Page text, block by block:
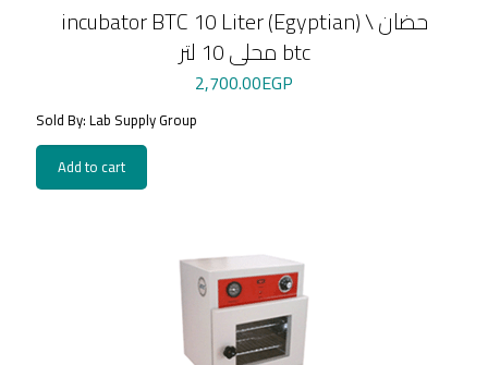
incubator BTC 10 Liter (Egyptian) \ حضان
محلى 10 لتر btc
2,700.00EGP
Sold By: Lab Supply Group
Add to cart